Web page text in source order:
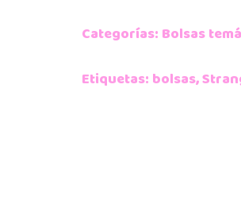
Categorías: Bolsas
Etiquetas: bolsas,